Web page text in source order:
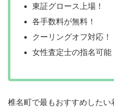
東証グロース上場！
各手数料が無料！
クーリングオフ対応！
女性査定士の指名可能
椎名町で最もおすすめしたい